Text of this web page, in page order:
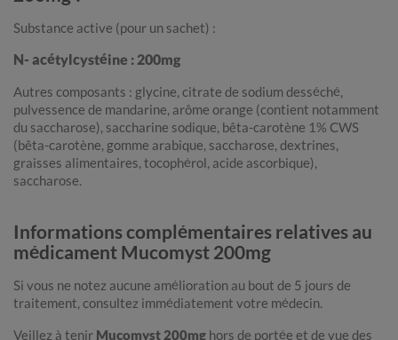
Substance active (pour un sachet) :
N- acétylcystéine : 200mg
Autres composants : glycine, citrate de sodium desséché,
pulvessence de mandarine, arôme orange (contient notamment
du saccharose), saccharine sodique, bêta-carotène 1% CWS
(bêta-carotène, gomme arabique, saccharose, dextrines,
graisses alimentaires, tocophérol, acide ascorbique),
saccharose.
Informations complémentaires relatives au
médicament Mucomyst 200mg
Si vous ne notez aucune amélioration au bout de 5 jours de
traitement, consultez immédiatement votre médecin.
Veillez à tenir Mucomyst 200mg hors de portée et de vue des